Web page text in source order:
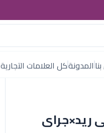
المدونةكل العلامات التجارية
ريد×جراى